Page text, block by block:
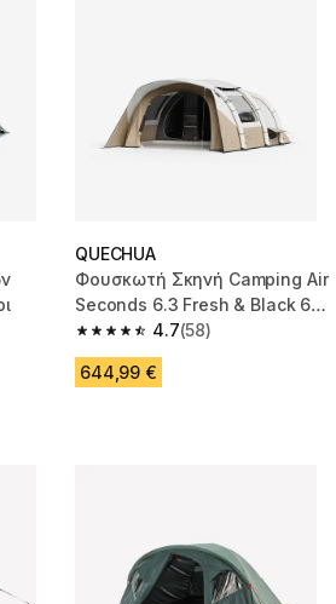
reviews
QUECHUA
Φουσκωτή Σκηνή Camping Air
Seconds 6.3 Fresh & Black 6
Ατόμων 3 Υπνοδωμάτια
4.7
4.7 out of 5 stars from 58
(58)
644,99 €